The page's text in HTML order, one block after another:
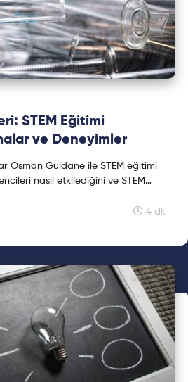
STEM Eğitimi
ve Deneyimler
Osman Güldane ile STEM eğitimi
nasıl etkilediğini ve STEM
4 dk